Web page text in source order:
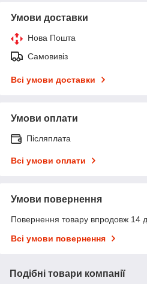
Умови доставки
Нова Пошта
Самовивіз
Всі умови доставки
Умови оплати
Післяплата
Всі умови оплати
Умови повернення
Повернення товару впродовж 14
Всі умови повернення
Подібні товари компанії